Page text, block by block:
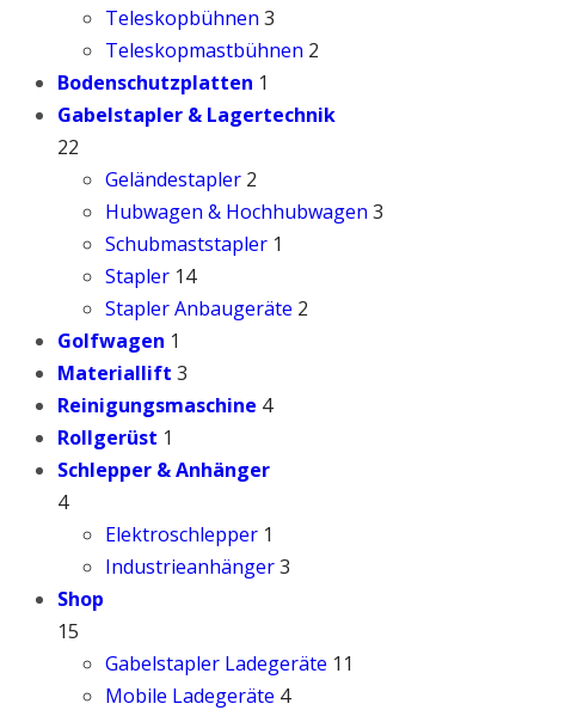
Teleskopbühnen 3
Teleskopmastbühnen 2
Bodenschutzplatten 1
Gabelstapler & Lagertechnik
22
Geländestapler 2
Hubwagen & Hochhubwagen 3
Schubmaststapler 1
Stapler 14
Stapler Anbaugeräte 2
Golfwagen 1
Materiallift 3
Reinigungsmaschine 4
Rollgerüst 1
Schlepper & Anhänger
4
Elektroschlepper 1
Industrieanhänger3
Shop
15
Gabelstapler Ladegeräte 11
Mobile Ladegeräte 4